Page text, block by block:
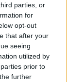
parties, or
for
opt-out
that after your
seeing
utilized by
prior to
further
foto
+39